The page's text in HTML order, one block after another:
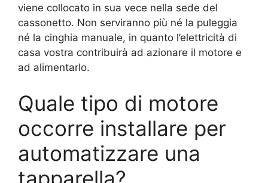
viene collocato in sua vece nella sede del
cassonetto. Non serviranno più né la puleggia
né la cinghia manuale, in quanto l’elettricità di
casa vostra contribuirà ad azionare il motore e
ad alimentarlo.
Quale tipo di motore
occorre installare per
automatizzare una
tapparella?